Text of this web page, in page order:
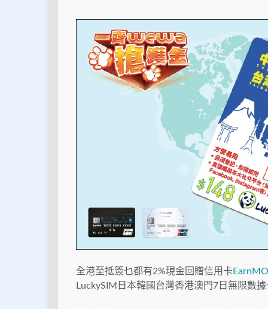
全港至抵簽乜都有2%現金回贈信用卡
LuckySIM日本韓國台灣香港澳門7日無限數